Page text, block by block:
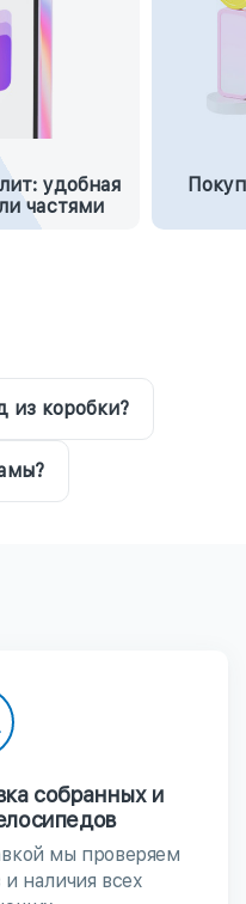
удобная
частями
из коробки?
собранных и
мы проверяем
наличия всех